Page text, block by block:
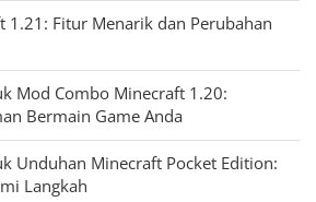
1.21: Fitur Menarik dan Perubahan
Mod Combo Minecraft 1.20:
Bermain Game Anda
Unduhan Minecraft Pocket Edition:
Langkah